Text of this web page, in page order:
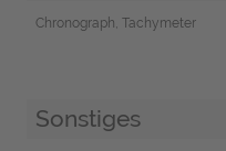
Chronograph, Tachymeter
Sonstiges